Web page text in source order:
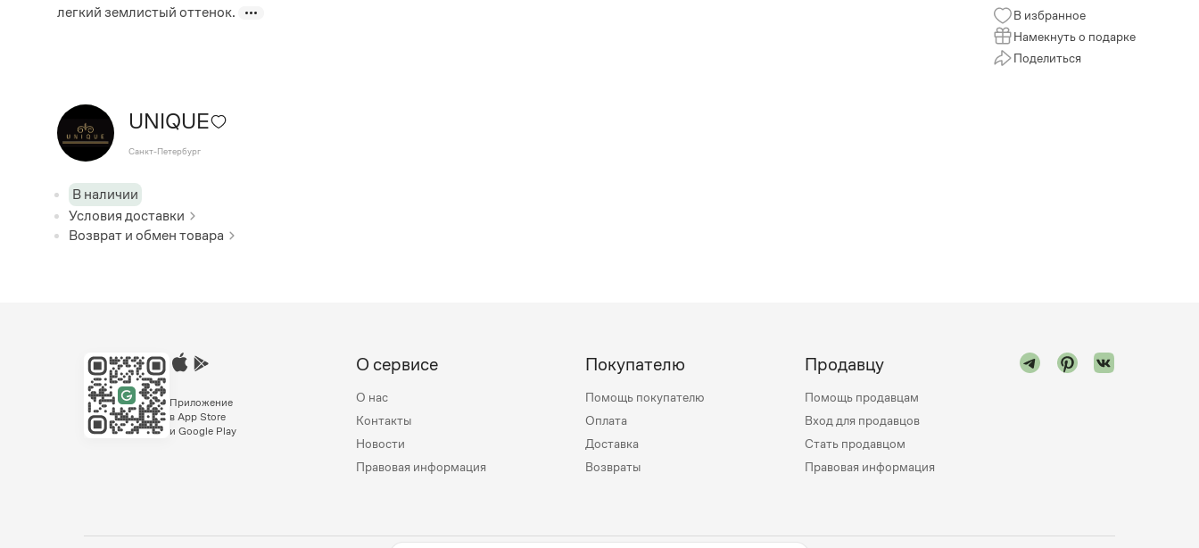
легкий землистый оттенок.
UNIQUE
Санкт-Петербург
В наличии
Условия доставки
Возврат и обмен товара
В избранное
Намекнуть о подарке
Поделиться
Приложение
в App Store
и Google Play
О сервисе
О нас
Контакты
Новости
Правовая информация
Покупателю
Помощь покупателю
Оплата
Доставка
Возвраты
Продавцу
Помощь продавцам
Вход для продавцов
Стать продавцом
Правовая информация